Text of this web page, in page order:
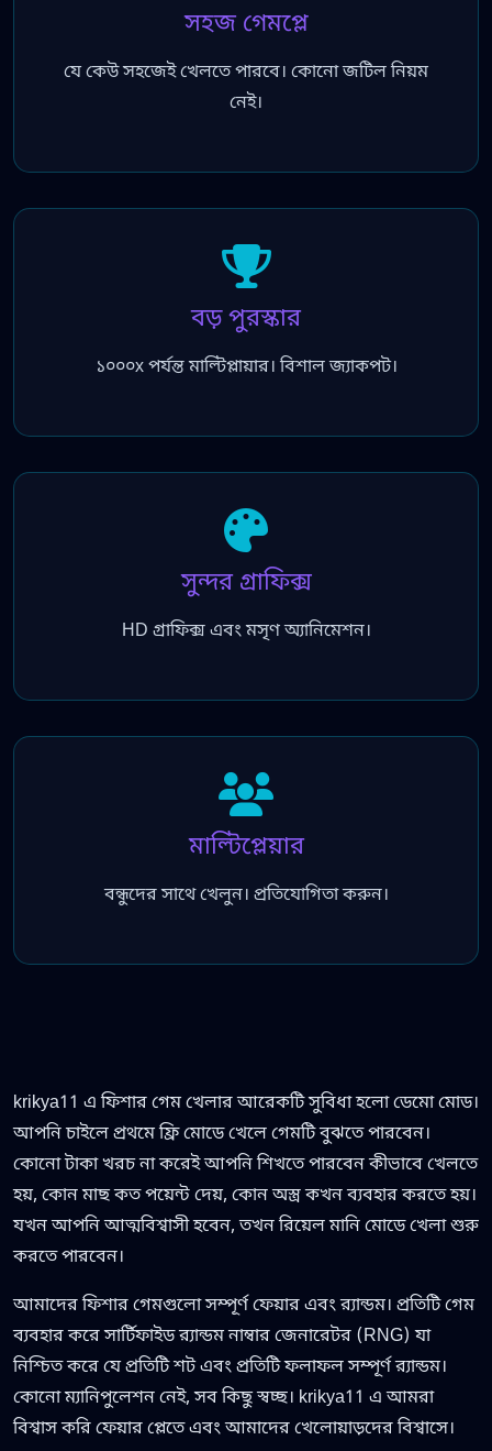
সহজ গেমপ্লে
যে কেউ সহজেই খেলতে পারবে। কোনো জটিল নিয়ম
নেই।
বড় পুরস্কার
১০০০x পর্যন্ত মাল্টিপ্লায়ার। বিশাল জ্যাকপট।
সুন্দর গ্রাফিক্স
HD গ্রাফিক্স এবং মসৃণ অ্যানিমেশন।
মাল্টিপ্লেয়ার
বন্ধুদের সাথে খেলুন। প্রতিযোগিতা করুন।
krikya11 এ ফিশার গেম খেলার আরেকটি সুবিধা হলো ডেমো মোড।
আপনি চাইলে প্রথমে ফ্রি মোডে খেলে গেমটি বুঝতে পারবেন।
কোনো টাকা খরচ না করেই আপনি শিখতে পারবেন কীভাবে খেলতে
হয়, কোন মাছ কত পয়েন্ট দেয়, কোন অস্ত্র কখন ব্যবহার করতে হয়।
যখন আপনি আত্মবিশ্বাসী হবেন, তখন রিয়েল মানি মোডে খেলা শুরু
করতে পারবেন।
আমাদের ফিশার গেমগুলো সম্পূর্ণ ফেয়ার এবং র‍্যান্ডম। প্রতিটি গেম
ব্যবহার করে সার্টিফাইড র‍্যান্ডম নাম্বার জেনারেটর (RNG) যা
নিশ্চিত করে যে প্রতিটি শট এবং প্রতিটি ফলাফল সম্পূর্ণ র‍্যান্ডম।
কোনো ম্যানিপুলেশন নেই, সব কিছু স্বচ্ছ। krikya11 এ আমরা
বিশ্বাস করি ফেয়ার প্লেতে এবং আমাদের খেলোয়াড়দের বিশ্বাসে।